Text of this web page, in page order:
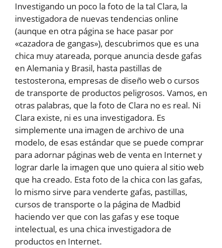
Investigando un poco la foto de la tal Clara, la
investigadora de nuevas tendencias online
(aunque en otra página se hace pasar por
«cazadora de gangas»), descubrimos que es una
chica muy atareada, porque anuncia desde gafas
en Alemania y Brasil, hasta pastillas de
testosterona, empresas de diseño web o cursos
de transporte de productos peligrosos. Vamos, en
otras palabras, que la foto de Clara no es real. Ni
Clara existe, ni es una investigadora. Es
simplemente una imagen de archivo de una
modelo, de esas estándar que se puede comprar
para adornar páginas web de venta en Internet y
lograr darle la imagen que uno quiera al sitio web
que ha creado. Esta foto de la chica con las gafas,
lo mismo sirve para venderte gafas, pastillas,
cursos de transporte o la página de Madbid
haciendo ver que con las gafas y ese toque
intelectual, es una chica investigadora de
productos en Internet.